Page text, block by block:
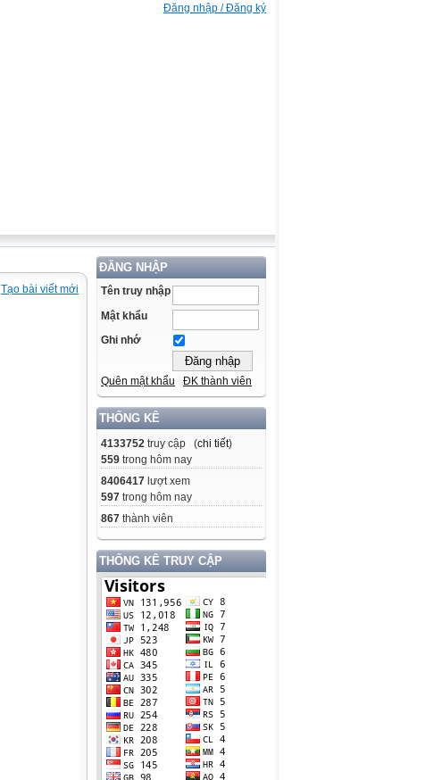
Đăng nhập / Đăng ký
ĐĂNG NHẬP
Tên truy nhập
Mật khẩu
Ghi nhớ
Quên mật khẩu ĐK thành viên
THỐNG KÊ
4133752 truy cập (chi tiết)
559 trong hôm nay
8406417 lượt xem
597 trong hôm nay
867 thành viên
THỐNG KÊ TRUY CẬP
Tạo bài viết mới